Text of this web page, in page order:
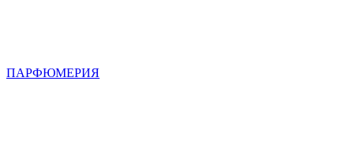
ПАРФЮМЕРИЯ